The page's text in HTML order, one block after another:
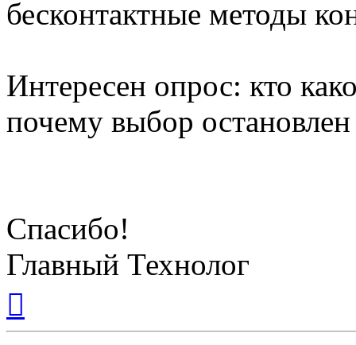
бесконтактные методы
Интересен опрос: кто
почему выбор
Спасибо!
Главный Технолог
началу